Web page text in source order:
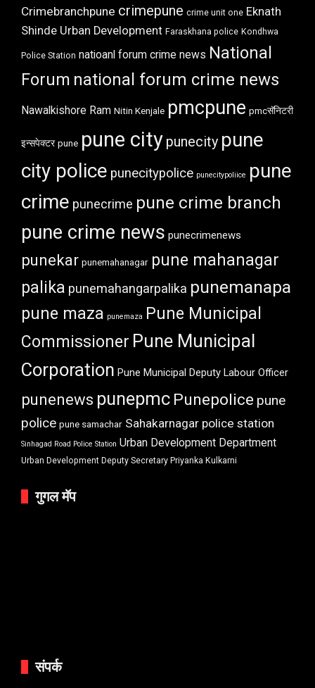
Crimebranchpune crimepune crime unit one Eknath
Shinde Urban Development Faraskhana police Kondhwa
Police Station natioanl forum crime news National
Forum national forum crime news
Nawalkishore Ram Nitin Kenjale pmcpune pmcसॅनिटरी
इन्सपेक्टर pune pune city punecity pune
city police punecitypolice punecitypoliice pune
crime punecrime pune crime branch
pune crime news punecrimenews
punekar punemahanagar pune mahanagar
palika punemahangarpalika punemanapa
pune maza punemaza
Pune Municipal
Commissioner Pune Municipal
Corporation Pune Municipal Deputy Labour Officer
punenews punepmc Punepolice pune
police pune samachar Sahakarnagar police station
Sinhagad Road Police Station Urban Development Department
Urban Development Deputy Secretary Priyanka Kulkarni
गुगल मॅप
संपर्क